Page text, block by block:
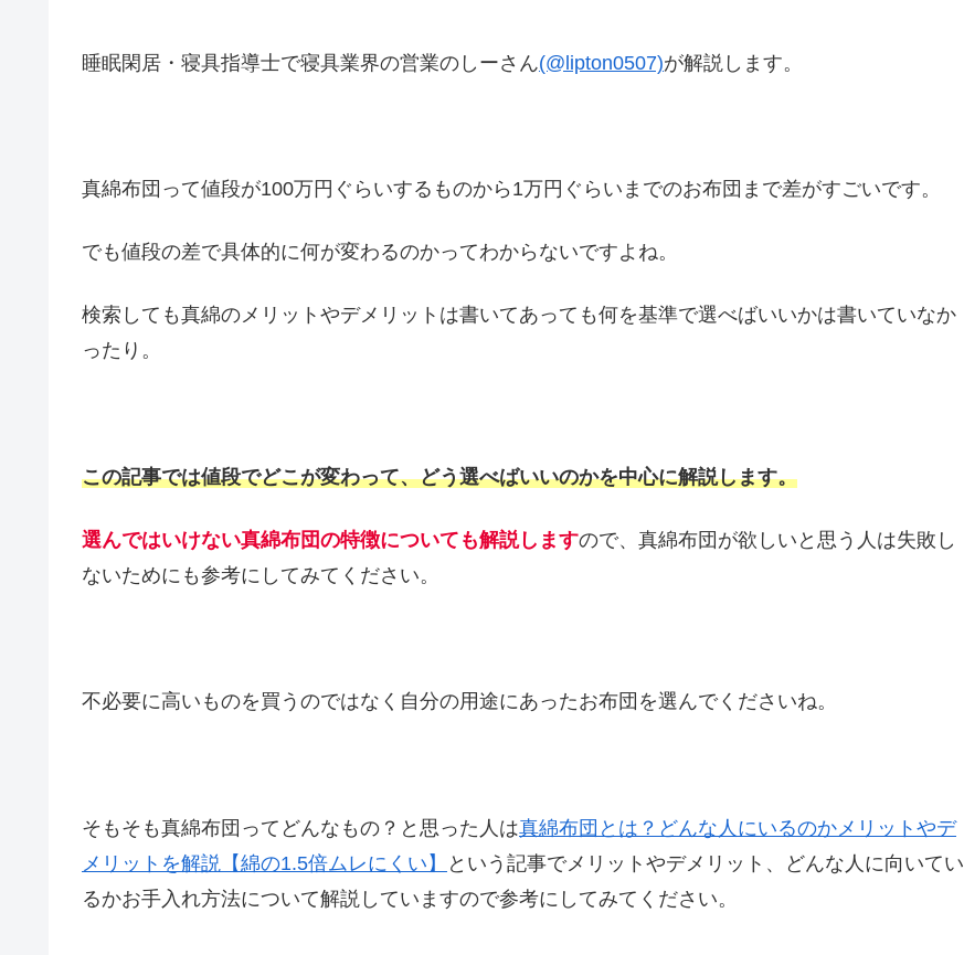
睡眠閑居・寝具指導士で寝具業界の営業のしーさん(@lipton0507)が解説します。
真綿布団って値段が100万円ぐらいするものから1万円ぐらいまでのお布団まで差がすごいです。
でも値段の差で具体的に何が変わるのかってわからないですよね。
検索しても真綿のメリットやデメリットは書いてあっても何を基準で選べばいいかは書いていなか
ったり。
この記事では値段でどこが変わって、どう選べばいいのかを中心に解説します。
選んではいけない真綿布団の特徴についても解説しますので、真綿布団が欲しいと思う人は失敗し
ないためにも参考にしてみてください。
不必要に高いものを買うのではなく自分の用途にあったお布団を選んでくださいね。
そもそも真綿布団ってどんなもの？と思った人は真綿布団とは？どんな人にいるのかメリットやデ
メリットを解説【綿の1.5倍ムレにくい】
という記事でメリットやデメリット、どんな人に向いてい
るかお手入れ方法について解説していますので参考にしてみてください。